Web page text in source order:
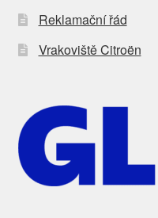
Reklamační řád
Vrakoviště Citroën